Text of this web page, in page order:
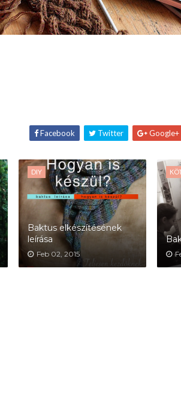
Facebook Twitter Google+
DIY
Baktus elkészítésének
leírása
Feb 02, 2015